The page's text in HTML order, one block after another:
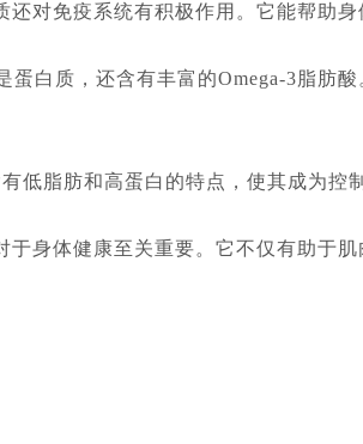
还对免疫系统有积极作用。它能帮助
蛋白质，还含有丰富的Omega-3脂肪
低脂肪和高蛋白的特点，使其成为控
于身体健康至关重要。它不仅有助于